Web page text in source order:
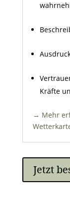
Kräfte
→ Mehr
Jetzt